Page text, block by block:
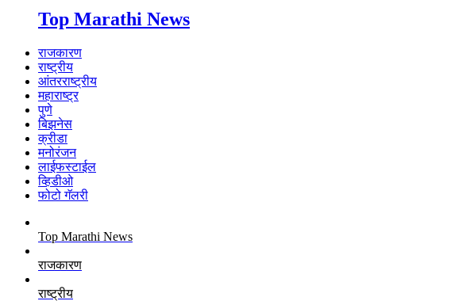
Top Marathi News
राजकारण
राष्ट्रीय
आंतरराष्ट्रीय
महाराष्ट्र
पुणे
बिझनेस
क्रीडा
मनोरंजन
लाईफस्टाईल
व्हिडीओ
फोटो गॅलरी
Top Marathi News
राजकारण
राष्ट्रीय